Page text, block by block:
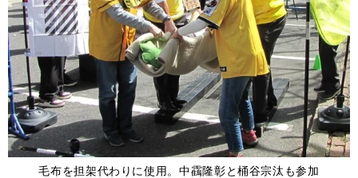
毛布を担架代わりに使用。中靍隆彰と桶谷宗汰も参加